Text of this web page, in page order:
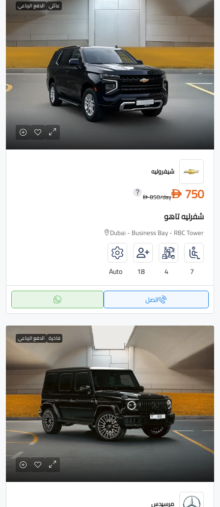
عائلي الدفع الرباعي
شيفروليه
D 750
D850/day
شفرليه تاهو
Dubai - Business Bay - RBC Tower
7
4
18
Auto
اتصل
فاخرة الدفع الرباعي
مرسيدس